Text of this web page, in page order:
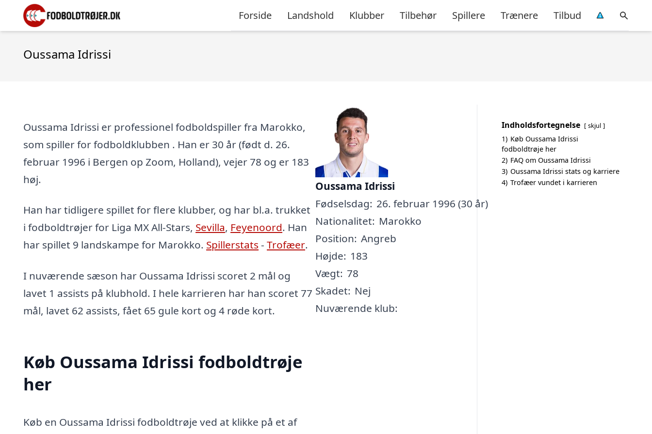
Forside Landshold Klubber Tilbehør Spillere Trænere Tilbud
Oussama Idrissi
Oussama Idrissi er professionel fodboldspiller fra Marokko,
som spiller for fodboldklubben . Han er 30 år (født d. 26.
februar 1996 i Bergen op Zoom, Holland), vejer 78 og er 183
høj.
Han har tidligere spillet for flere klubber, og har bl.a. trukket
i fodboldtrøjer for Liga MX All-Stars, Sevilla, Feyenoord. Han
har spillet 9 landskampe for Marokko. Spillerstats - Trofæer.
I nuværende sæson har Oussama Idrissi scoret 2 mål og
lavet 1 assists på klubhold. I hele karrieren har han scoret 77
mål, lavet 62 assists, fået 65 gule kort og 4 røde kort.
Køb Oussama Idrissi fodboldtrøje
her
Køb en Oussama Idrissi fodboldtrøje ved at klikke på et af
Oussama Idrissi
Fødselsdag: 26. februar 1996 (30 år)
Nationalitet: Marokko
Position: Angreb
Højde: 183
Vægt: 78
Skadet: Nej
Nuværende klub:
Indholdsfortegnelse skjul
1) Køb Oussama Idrissi
fodboldtrøje her
2) FAQ om Oussama Idrissi
3) Oussama Idrissi stats og karriere
4) Trofæer vundet i karrieren